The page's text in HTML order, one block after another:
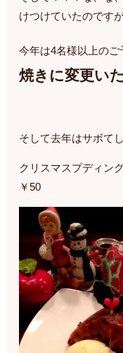
けつけていたのです
今年は4名様以上の
焼きに変更い
そして去年はサボて
クリスマスプディ
￥50